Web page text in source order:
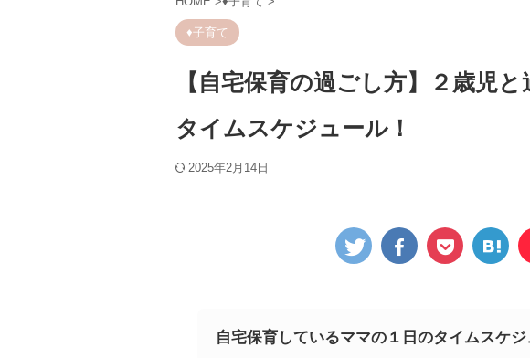
♦︎子育て
【自宅保育の過ごし方】２歳児
タイムスケジュール！
2025年2月14日
自宅保育しているママの１日のタイムスケ